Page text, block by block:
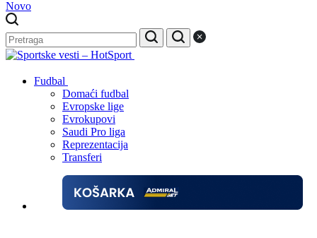
Novo
Fudbal
Domaći fudbal
Evropske lige
Evrokupovi
Saudi Pro liga
Reprezentacija
Transferi